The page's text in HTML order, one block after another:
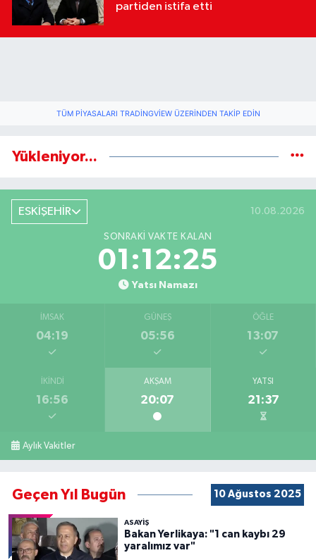
partiden istifa etti
TÜM PIYASALARI TRADINGVIEW ÜZERINDEN TAKIP EDIN
Yükleniyor...
ESKİŞEHİR 10.08.2026
SONRAKI VAKTE KALAN
01:12:24
Yatsı Namazı
İMSAK
04:19
GÜNEŞ
05:56
ÖĞLE
13:07
İKINDI
16:56
AKŞAM
20:07
YATSI
21:37
Aylık Vakitler
Geçen Yıl Bugün 10 Ağustos 2025
ASAYİŞ
Bakan Yerlikaya: "1 can kaybı 29
yaralımız var"